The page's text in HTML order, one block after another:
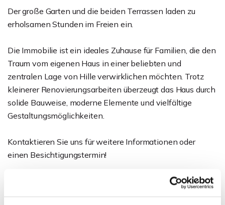
Der große Garten und die beiden Terrassen laden zu
erholsamen Stunden im Freien ein.
Die Immobilie ist ein ideales Zuhause für Familien, die den
Traum vom eigenen Haus in einer beliebten und
zentralen Lage von Hille verwirklichen möchten. Trotz
kleinerer Renovierungsarbeiten überzeugt das Haus durch
solide Bauweise, moderne Elemente und vielfältige
Gestaltungsmöglichkeiten.
Kontaktieren Sie uns für weitere Informationen oder
einen Besichtigungstermin!